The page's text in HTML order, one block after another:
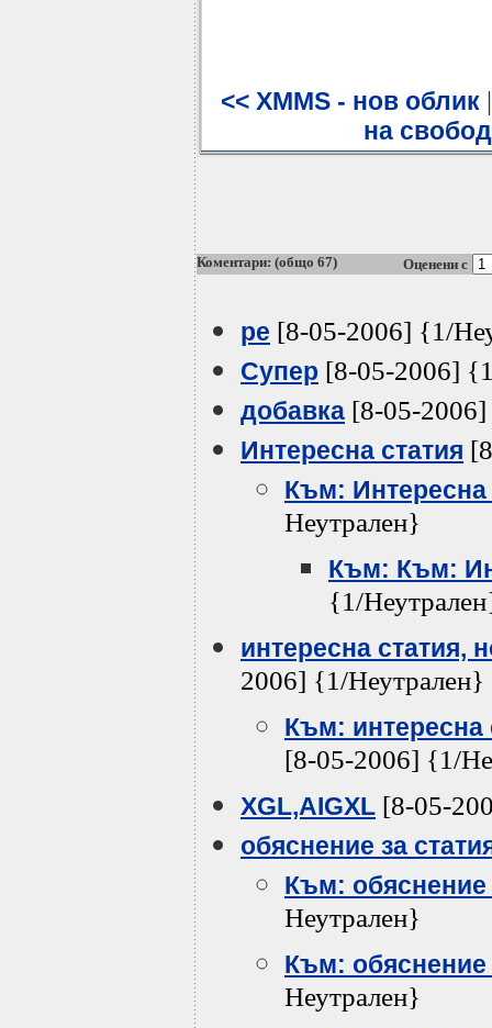
<< XMMS - нов облик
на
Коментари: (общо 67) Оценени с
ре [8-05-2006] {1/
Супер [8-05-2006]
добавка [8-05-
Интересна статия
Към: Интересна
Неутрален}
Към: Към:
{1/
интересна статия,
2006] {1/Неутрален}
Към: интересна
[8-05-2006] {1/
XGL,AIGXL [8-05-
обяснение за
Към: обяснение
Неутрален}
Към: обяснение
Неутрален}